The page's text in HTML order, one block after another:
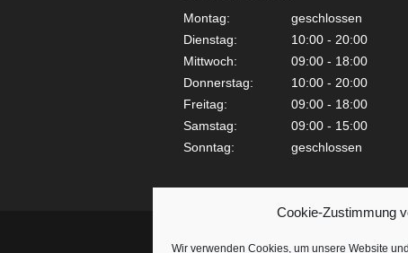
Cookie-Zustimmung
Wir verwenden Cookies, um unsere Website
Montag:
geschlossen
Dienstag:
10:00 - 20:00
Mittwoch:
09:00 - 18:00
Donnerstag:
10:00 - 20:00
Freitag:
09:00 - 18:00
Samstag:
09:00 - 15:00
Sonntag:
geschlossen